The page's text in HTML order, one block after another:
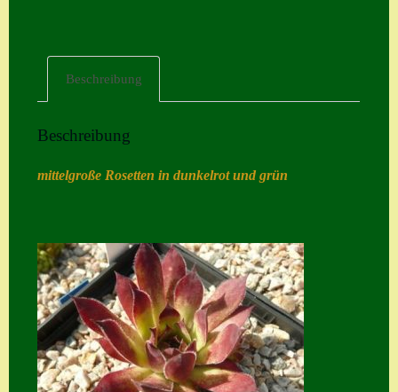
Home
Impressum
Kasse
Kontakt
Mein Konto
Naturformen
Beschreibung
Beschreibung
mittelgroße Rosetten in dunkelrot und grün